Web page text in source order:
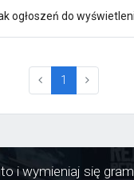
ogłoszeń do
1 (current)
i wymieniaj się